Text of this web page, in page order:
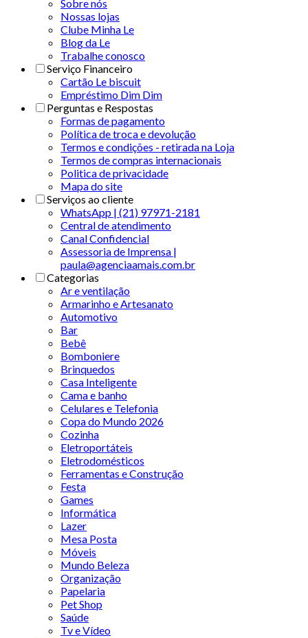
Sobre nós
Nossas lojas
Clube Minha Le
Blog da Le
Trabalhe conosco
Serviço Financeiro
Cartão Le biscuit
Empréstimo Dim Dim
Perguntas e Respostas
Formas de pagamento
Política de troca e devolução
Termos e condições - retirada na Loja
Termos de compras internacionais
Politica de privacidade
Mapa do site
Serviços ao cliente
WhatsApp | (21) 97971-2181
Central de atendimento
Canal Confidencial
Assessoria de Imprensa |
paula@agenciaamais.com.br
Categorias
Ar e ventilação
Armarinho e Artesanato
Automotivo
Bar
Bebê
Bomboniere
Brinquedos
Casa Inteligente
Cama e banho
Celulares e Telefonia
Copa do Mundo 2026
Cozinha
Eletroportáteis
Eletrodomésticos
Ferramentas e Construção
Festa
Games
Informática
Lazer
Mesa Posta
Móveis
Mundo Beleza
Organização
Papelaria
Pet Shop
Saúde
Tv e Vídeo